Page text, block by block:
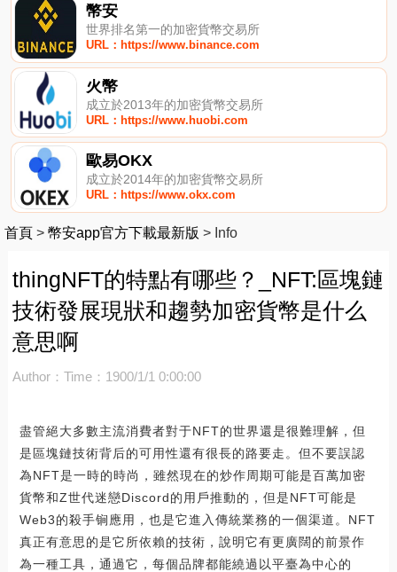
幣安
世界排名第一的加密貨幣交易所
URL：https://www.binance.com
火幣
成立於2013年的加密貨幣交易所
URL：https://www.huobi.com
歐易OKX
成立於2014年的加密貨幣交易所
URL：https://www.okx.com
首頁 > 幣安app官方下載最新版 > Info
thingNFT的特點有哪些？_NFT:區塊鏈
技術發展現狀和趨勢加密貨幣是什么
意思啊
Author： Time：1900/1/1 0:00:00
盡管絕大多數主流消費者對于NFT的世界還是很難理解，但
是區塊鏈技術背后的可用性還有很長的路要走。但不要誤認
為NFT是一時的時尚，雖然現在的炒作周期可能是百萬加密
貨幣和Z世代迷戀Discord的用戶推動的，但是NFT可能是
Web3的殺手锏應用，也是它進入傳統業務的一個渠道。NFT
真正有意思的是它所依賴的技術，說明它有更廣闊的前景作
為一種工具，通過它，每個品牌都能繞過以平臺為中心的